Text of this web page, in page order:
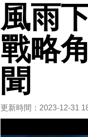
風雨
戰略
聞
更新時間：2023-12-31